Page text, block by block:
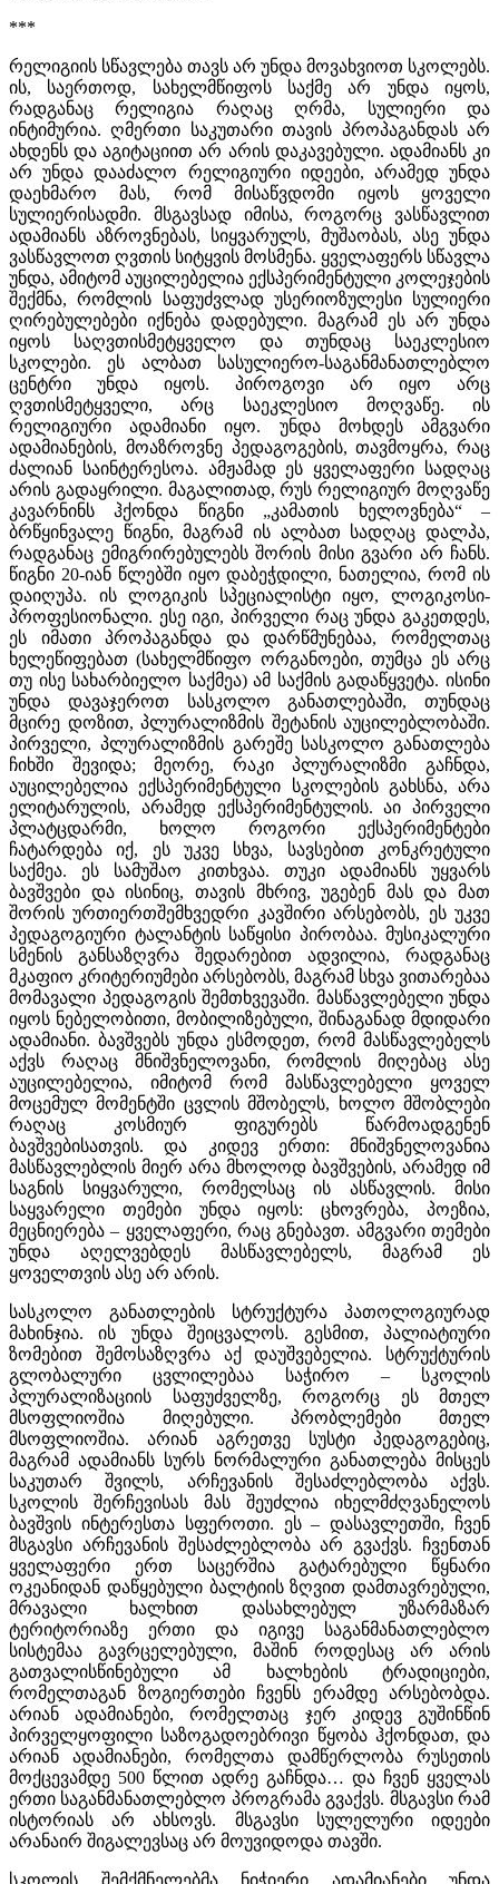
***
რელიგიის სწავლება თავს არ უნდა მოვახვიოთ სკოლებს.
ის, საერთოდ, სახელმწიფოს საქმე არ უნდა იყოს,
რადგანაც რელიგია რაღაც ღრმა, სულიერი და
ინტიმურია. ღმერთი საკუთარი თავის პროპაგანდას არ
ახდენს და აგიტაციით არ არის დაკავებული. ადამიანს კი
არ უნდა დააძალო რელიგიური იდეები, არამედ უნდა
დაეხმარო მას, რომ მისაწვდომი იყოს ყოველი
სულიერისადმი. მსგავსად იმისა, როგორც ვასწავლით
ადამიანს აზროვნებას, სიყვარულს, მუშაობას, ასე უნდა
ვასწავლოთ ღვთის სიტყვის მოსმენა. ყველაფერს სწავლა
უნდა, ამიტომ აუცილებელია ექსპერიმენტული კოლეჯების
შექმნა, რომლის საფუძვლად უსერიოზულესი სულიერი
ღირებულებები იქნება დადებული. მაგრამ ეს არ უნდა
იყოს საღვთისმეტყველო და თუნდაც საეკლესიო
სკოლები. ეს ალბათ სასულიერო-საგანმანათლებლო
ცენტრი უნდა იყოს. პიროგოვი არ იყო არც
ღვთისმეტყველი, არც საეკლესიო მოღვაწე. ის
რელიგიური ადამიანი იყო. უნდა მოხდეს ამგვარი
ადამიანების, მოაზროვნე პედაგოგების, თავმოყრა, რაც
ძალიან საინტერესოა. ამჟამად ეს ყველაფერი სადღაც
არის გადაყრილი. მაგალითად, რუს რელიგიურ მოღვაწე
კავარნინს ჰქონდა წიგნი „კამათის ხელოვნება“ –
ბრწყინვალე წიგნი, მაგრამ ის ალბათ სადღაც დალპა,
რადგანაც ემიგრირებულებს შორის მისი გვარი არ ჩანს.
წიგნი 20-იან წლებში იყო დაბეჭდილი, ნათელია, რომ ის
დაიღუპა. ის ლოგიკის სპეციალისტი იყო, ლოგიკოსი-
პროფესიონალი. ესე იგი, პირველი რაც უნდა გაკეთდეს,
ეს იმათი პროპაგანდა და დარწმუნებაა, რომელთაც
ხელეწიფებათ (სახელმწიფო ორგანოები, თუმცა ეს არც
თუ ისე სახარბიელო საქმეა) ამ საქმის გადაწყვეტა. ისინი
უნდა დავაჯეროთ სასკოლო განათლებაში, თუნდაც
მცირე დოზით, პლურალიზმის შეტანის აუცილებლობაში.
პირველი, პლურალიზმის გარეშე სასკოლო განათლება
ჩიხში შევიდა; მეორე, რაკი პლურალიზმი გაჩნდა,
აუცილებელია ექსპერიმენტული სკოლების გახსნა, არა
ელიტარულის, არამედ ექსპერიმენტულის. აი პირველი
პლატცდარმი, ხოლო როგორი ექსპერიმენტები
ჩატარდება იქ, ეს უკვე სხვა, სავსებით კონკრეტული
საქმეა. ეს სამუშაო კითხვაა. თუკი ადამიანს უყვარს
ბავშვები და ისინიც, თავის მხრივ, უგებენ მას და მათ
შორის ურთიერთშემხვედრი კავშირი არსებობს, ეს უკვე
პედაგოგიური ტალანტის საწყისი პირობაა. მუსიკალური
სმენის განსაზღვრა შედარებით ადვილია, რადგანაც
მკაფიო კრიტერიუმები არსებობს, მაგრამ სხვა ვითარებაა
მომავალი პედაგოგის შემთხვევაში. მასწავლებელი უნდა
იყოს ნებელობითი, მობილიზებული, შინაგანად მდიდარი
ადამიანი. ბავშვებს უნდა ესმოდეთ, რომ მასწავლებელს
აქვს რაღაც მნიშვნელოვანი, რომლის მიღებაც ასე
აუცილებელია, იმიტომ რომ მასწავლებელი ყოველ
მოცემულ მომენტში ცვლის მშობელს, ხოლო მშობლები
რაღაც კოსმიურ ფიგურებს წარმოადგენენ
ბავშვებისათვის. და კიდევ ერთი: მნიშვნელოვანია
მასწავლებლის მიერ არა მხოლოდ ბავშვების, არამედ იმ
საგნის სიყვარული, რომელსაც ის ასწავლის. მისი
საყვარელი თემები უნდა იყოს: ცხოვრება, პოეზია,
მეცნიერება – ყველაფერი, რაც გნებავთ. ამგვარი თემები
უნდა აღელვებდეს მასწავლებელს, მაგრამ ეს
ყოველთვის ასე არ არის.
სასკოლო განათლების სტრუქტურა პათოლოგიურად
მახინჯია. ის უნდა შეიცვალოს. გესმით, პალიატიური
ზომებით შემოსაზღვრა აქ დაუშვებელია. სტრუქტურის
გლობალური ცვლილებაა საჭირო – სკოლის
პლურალიზაციის საფუძველზე, როგორც ეს მთელ
მსოფლიოშია მიღებული. პრობლემები მთელ
მსოფლიოშია. არიან აგრეთვე სუსტი პედაგოგებიც,
მაგრამ ადამიანს სურს ნორმალური განათლება მისცეს
საკუთარ შვილს, არჩევანის შესაძლებლობა აქვს.
სკოლის შერჩევისას მას შეუძლია იხელმძღვანელოს
ბავშვის ინტერესთა სფეროთი. ეს – დასავლეთში, ჩვენ
მსგავსი არჩევანის შესაძლებლობა არ გვაქვს. ჩვენთან
ყველაფერი ერთ საცერშია გატარებული წყნარი
ოკეანიდან დაწყებული ბალტიის ზღვით დამთავრებული,
მრავალი ხალხით დასახლებულ უზარმაზარ
ტერიტორიაზე ერთი და იგივე საგანმანათლებლო
სისტემაა გავრცელებული, მაშინ როდესაც არ არის
გათვალისწინებული ამ ხალხების ტრადიციები,
რომელთაგან ზოგიერთები ჩვენს ერამდე არსებობდა.
არიან ადამიანები, რომელთაც ჯერ კიდევ გუშინწინ
პირველყოფილი საზოგადოებრივი წყობა ჰქონდათ, და
არიან ადამიანები, რომელთა დამწერლობა რუსეთის
მოქცევამდე 500 წლით ადრე გაჩნდა… და ჩვენ ყველას
ერთი საგანმანათლებლო პროგრამა გვაქვს. მსგავსი რამ
ისტორიას არ ახსოვს. მსგავსი სულელური იდეები
არანაირ შიგალევსაც არ მოუვიდოდა თავში.
სკოლის შემქმნელებმა ნიჭიერი ადამიანები უნდა